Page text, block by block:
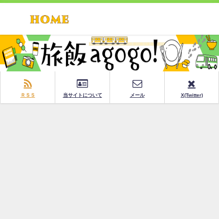
ＲＳＳ 当サイトについて メール X(Twitter)